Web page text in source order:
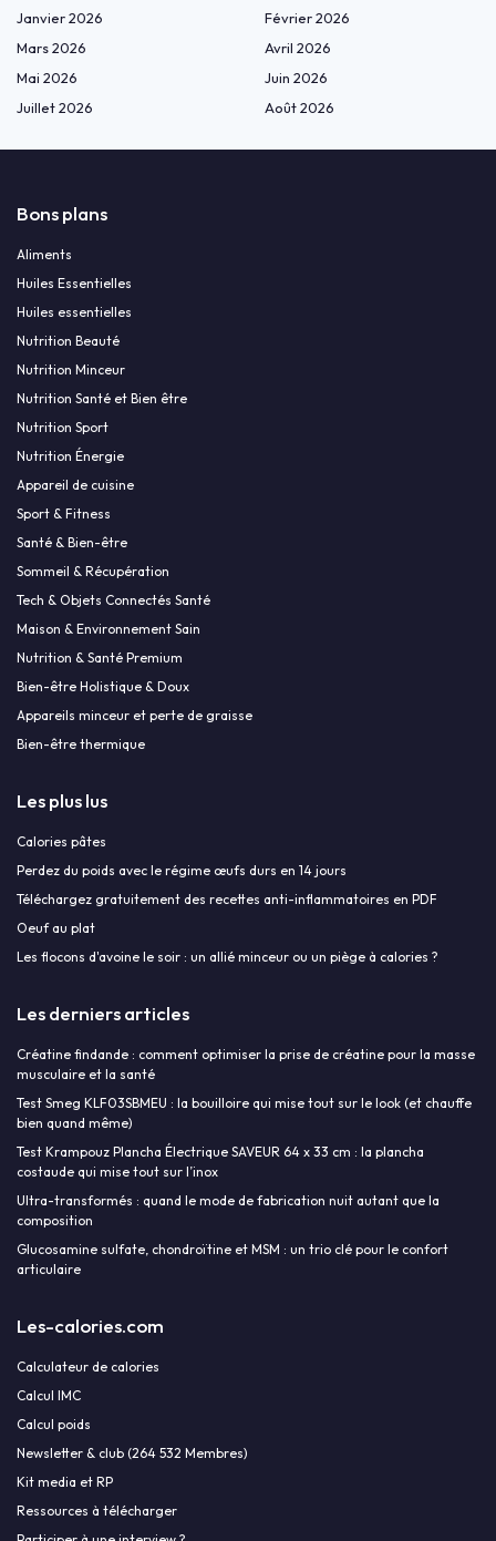
Janvier 2026
Février 2026
Mars 2026
Avril 2026
Mai 2026
Juin 2026
Juillet 2026
Août 2026
Bons plans
Aliments
Huiles Essentielles
Huiles essentielles
Nutrition Beauté
Nutrition Minceur
Nutrition Santé et Bien être
Nutrition Sport
Nutrition Énergie
Appareil de cuisine
Sport & Fitness
Santé & Bien-être
Sommeil & Récupération
Tech & Objets Connectés Santé
Maison & Environnement Sain
Nutrition & Santé Premium
Bien-être Holistique & Doux
Appareils minceur et perte de graisse
Bien-être thermique
Les plus lus
Calories pâtes
Perdez du poids avec le régime œufs durs en 14 jours
Téléchargez gratuitement des recettes anti-inflammatoires en PDF
Oeuf au plat
Les flocons d'avoine le soir : un allié minceur ou un piège à calories ?
Les derniers articles
Créatine findande : comment optimiser la prise de créatine pour la masse
musculaire et la santé
Test Smeg KLF03SBMEU : la bouilloire qui mise tout sur le look (et chauffe
bien quand même)
Test Krampouz Plancha Électrique SAVEUR 64 x 33 cm : la plancha
costaude qui mise tout sur l’inox
Ultra-transformés : quand le mode de fabrication nuit autant que la
composition
Glucosamine sulfate, chondroïtine et MSM : un trio clé pour le confort
articulaire
Les-calories.com
Calculateur de calories
Calcul IMC
Calcul poids
Newsletter & club (264 532 Membres)
Kit media et RP
Ressources à télécharger